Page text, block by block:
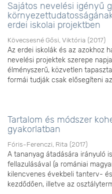
Sajátos nevelési igényű
erdei iskolai projektben
Kövecsesné Gősi, Viktória (2017)
Az erdei iskolák és az azokhoz
nevelési projektek szerepe
élményszerű, közvetlen
formái tudják csak elősegíteni
Tartalom és módszer
gyakorlatban
Fóris-Ferenczi, Rita (2017)
A tananyag átadására irányuló
fellazulásával (a romániai
kilencvenes évekbeli tanterv-
kezdődően, illetve az